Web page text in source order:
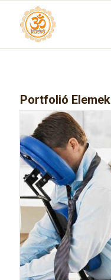
Portfolió Elemek